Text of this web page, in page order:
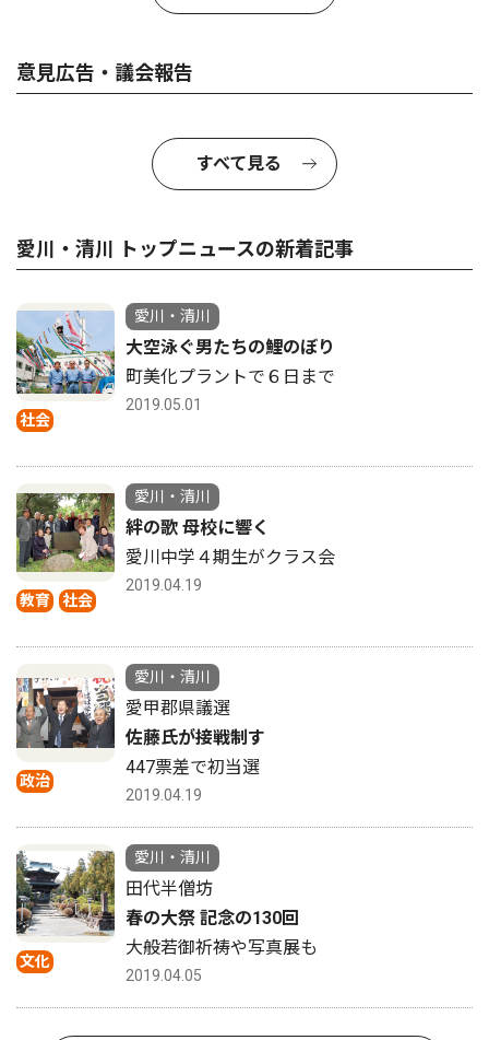
意見広告・議会報告
すべて見る
愛川・清川 トップニュースの新着記事
社会
愛川・清川
大空泳ぐ男たちの鯉のぼり
町美化プラントで６日まで
2019.05.01
教育 社会
愛川・清川
絆の歌 母校に響く
愛川中学４期生がクラス会
2019.04.19
政治
愛川・清川
愛甲郡県議選
佐藤氏が接戦制す
447票差で初当選
2019.04.19
文化
愛川・清川
田代半僧坊
春の大祭 記念の130回
大般若御祈祷や写真展も
2019.04.05